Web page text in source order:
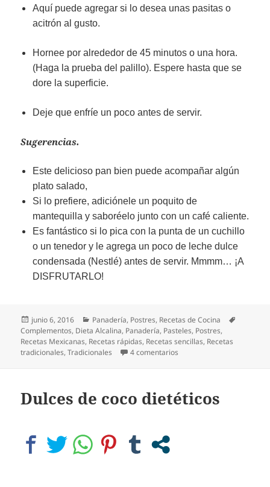
Aquí puede agregar si lo desea unas pasitas o
acitrón al gusto.
Hornee por alrededor de 45 minutos o una hora.
(Haga la prueba del palillo). Espere hasta que se
dore la superficie.
Deje que enfríe un poco antes de servir.
Sugerencias.
Este delicioso pan bien puede acompañar algún
plato salado,
Si lo prefiere, adiciónele un poquito de
mantequilla y saboréelo junto con un café caliente.
Es fantástico si lo pica con la punta de un cuchillo
o un tenedor y le agrega un poco de leche dulce
condensada (Nestlé) antes de servir. Mmmm… ¡A
DISFRUTARLO!
Publicado
el
junio 6, 2016 Categorías
Panadería, Postres, Recetas de Cocina
Complementos, Dieta Alcalina, Panadería, Pasteles, Postres,
Recetas Mexicanas, Recetas rápidas, Recetas sencillas, Recetas
tradicionales,Tradicionales 4 comentarios
Dulces de coco dietéticos